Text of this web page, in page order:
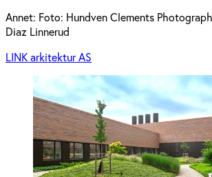
Annet: Foto: Hundven Clements
Diaz Linnerud
LINK arkitektur AS